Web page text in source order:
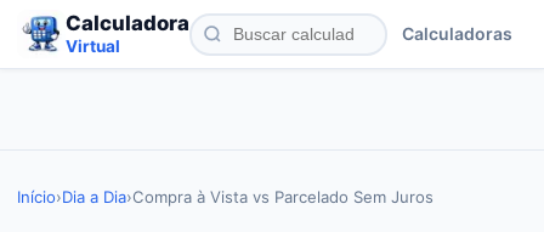
Calculadora
Virtual
Calculadoras
Início›Dia a Dia›Compra à Vista vs Parcelado Sem Juros